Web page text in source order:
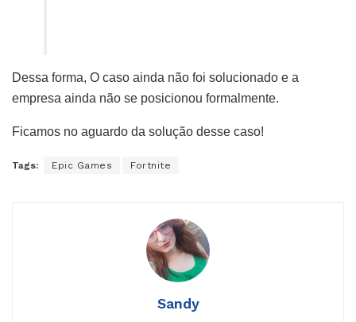
Dessa forma, O caso ainda não foi solucionado e a
empresa ainda não se posicionou formalmente.
Ficamos no aguardo da solução desse caso!
Tags: Epic Games Fortnite
Sandy